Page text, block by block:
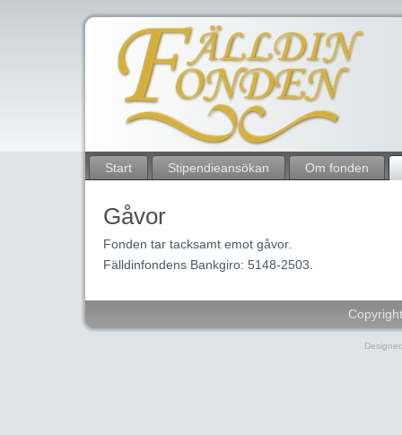
Start Stipendieansökan Om fonden
Gåvor
Fonden tar tacksamt emot gåvor.
Fälldinfondens Bankgiro: 5148-2503.